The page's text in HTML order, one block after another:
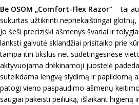
Be OSOM „Comfort-Flex Razor“ – tai
sukurtas užtikrinti nepriekaištingai
Jo šeši preciziški ašmenys švariai ir
lanksti galvutė sklandžiai prisitaiko prie
tampa itin tikslus net sudėtingesnėse
aktyvuojama drėkinamoji juostelė
suteikdama lengvą slydimą ir papildomą
patogi vieno paspaudimo ašmenų
saugiai pakeisti peiliuką, išlaikant higieną